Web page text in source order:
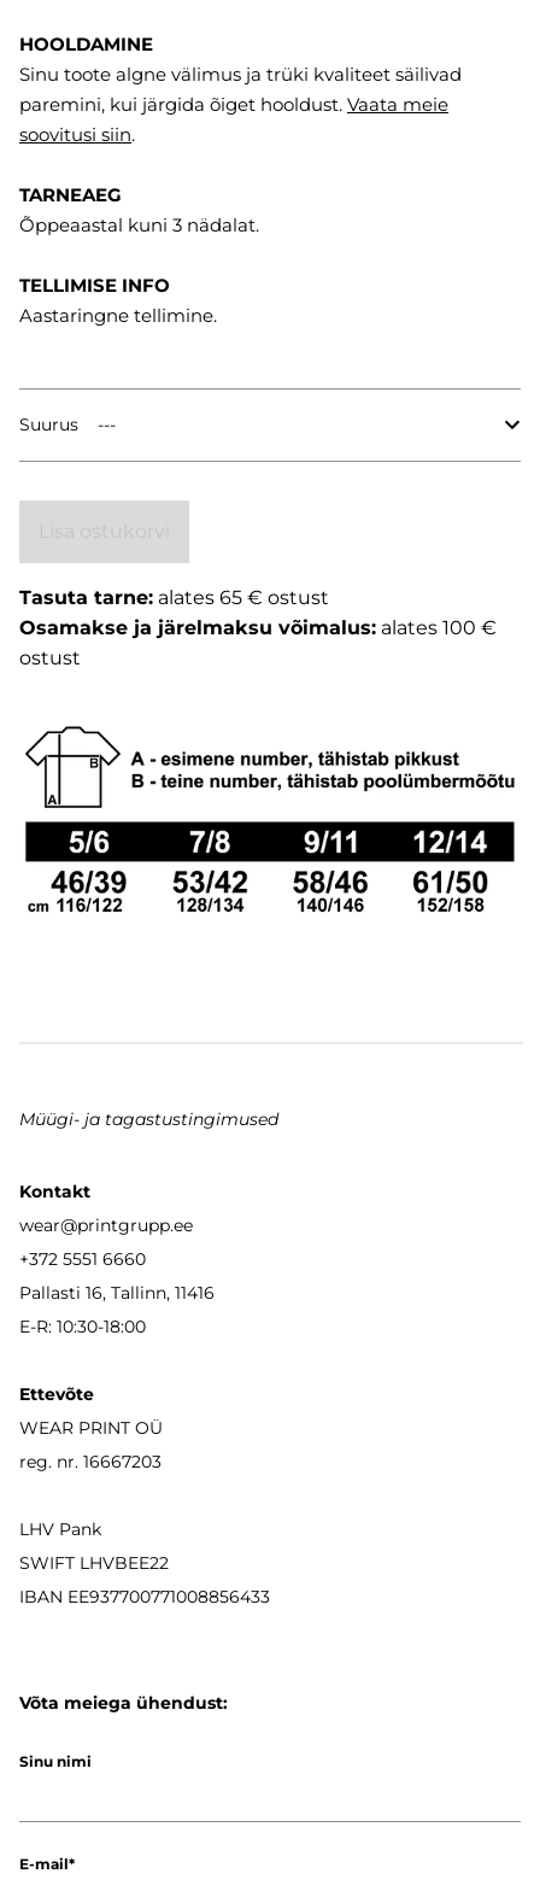
HOOLDAMINE
Sinu toote algne välimus ja trüki kvaliteet säilivad
paremini, kui järgida õiget hooldust. Vaata meie
soovitusi siin.
TARNEAEG
Õppeaastal kuni 3 nädalat.
TELLIMISE INFO
Aastaringne tellimine.
Suurus
Tasuta tarne: alates 65 € ostust
Osamakse ja järelmaksu võimalus: alates 100 €
ostust
Müügi- ja tagastustingimused
Kontakt
wear@printgrupp.ee
+372 5551 6660
Pallasti 16, Tallinn, 11416
E-R: 10:30-18:00
Ettevõte
WEAR PRINT OÜ
reg. nr. 16667203
LHV Pank
SWIFT LHVBEE22
IBAN EE937700771008856433
Võta meiega ühendust:
Sinu nimi
E-mail